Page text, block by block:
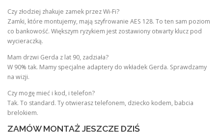
Czy złodziej zhakuje zamek przez Wi-Fi?
Zamki, które montujemy, mają szyfrowanie AES 128. To ten sam poziom
co bankowość. Większym ryzykiem jest zostawiony otwarty klucz pod
wycieraczką.
Mam drzwi Gerda z lat 90, zadziała?
W 90% tak. Mamy specjalne adaptery do wkładek Gerda. Sprawdzamy
na wizji.
Czy mogę mieć i kod, i telefon?
Tak. To standard. Ty otwierasz telefonem, dziecko kodem, babcia
brelokiem.
ZAMÓW MONTAŻ JESZCZE DZIŚ